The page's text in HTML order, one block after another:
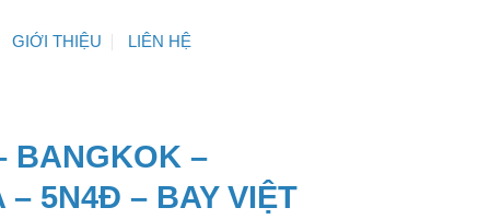
GIỚI THIỆU LIÊN HỆ
BANGKOK –
– 5N4Đ – BAY VIỆT